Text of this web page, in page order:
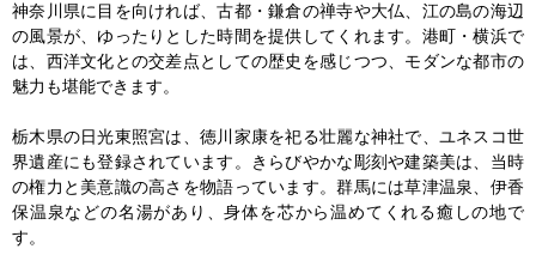
神奈川県に目を向ければ、古都・鎌倉の禅寺や大仏、江の島の海辺
の風景が、ゆったりとした時間を提供してくれます。港町・横浜で
は、西洋文化との交差点としての歴史を感じつつ、モダンな都市の
魅力も堪能できます。
栃木県の日光東照宮は、徳川家康を祀る壮麗な神社で、ユネスコ世
界遺産にも登録されています。きらびやかな彫刻や建築美は、当時
の権力と美意識の高さを物語っています。群馬には草津温泉、伊香
保温泉などの名湯があり、身体を芯から温めてくれる癒しの地で
す。